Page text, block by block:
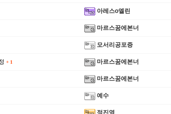
아레스o엘린
마르스꿈에본너
모서리공포증
+ 1 마르스꿈에본너
마르스꿈에본너
예수
정진영